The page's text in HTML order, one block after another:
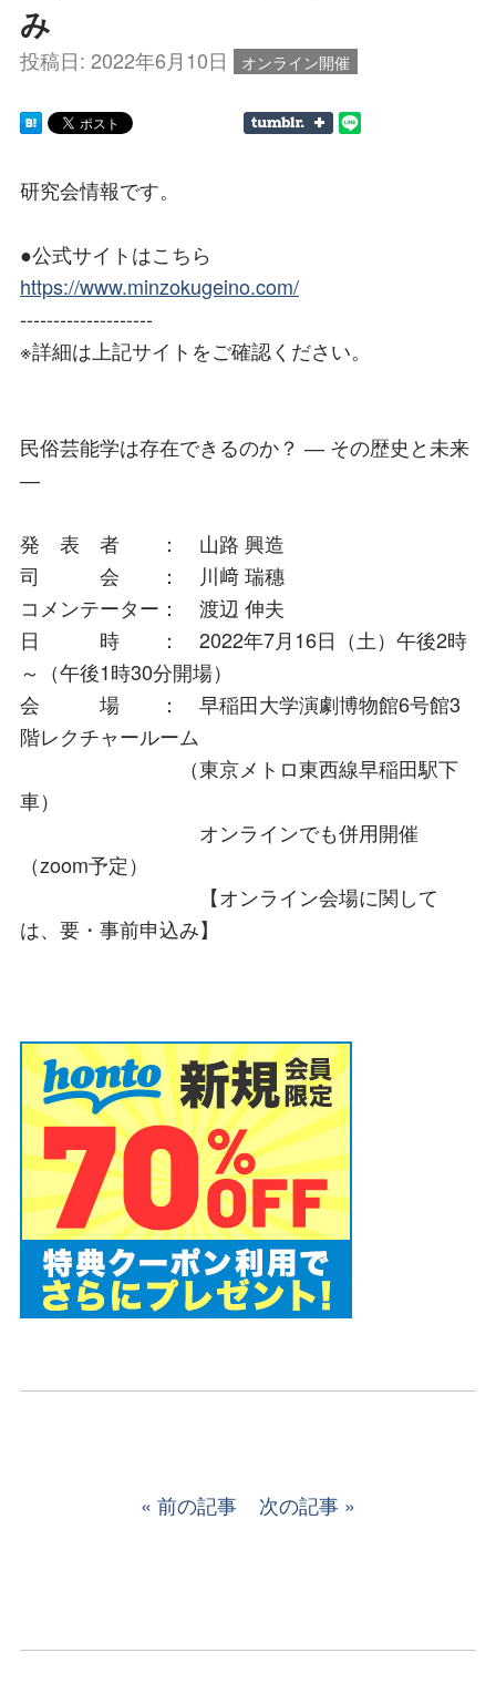
み
投稿日: 2022年6月10日 オンライン開催
研究会情報です。
●公式サイトはこちら
https://www.minzokugeino.com/
--------------------
※詳細は上記サイトをご確認ください。
民俗芸能学は存在できるのか？ ― その歴史と未来
―
発 表 者 ： 山路 興造
司 会 ： 川﨑 瑞穗
コメンテーター： 渡辺 伸夫
日 時 ： 2022年7月16日（土）午後2時
～（午後1時30分開場）
会 場 ： 早稲田大学演劇博物館6号館3
階レクチャールーム
（東京メトロ東西線早稲田駅下
車）
オンラインでも併用開催
（zoom予定）
【オンライン会場に関して
は、要・事前申込み】
前の記事 次の記事